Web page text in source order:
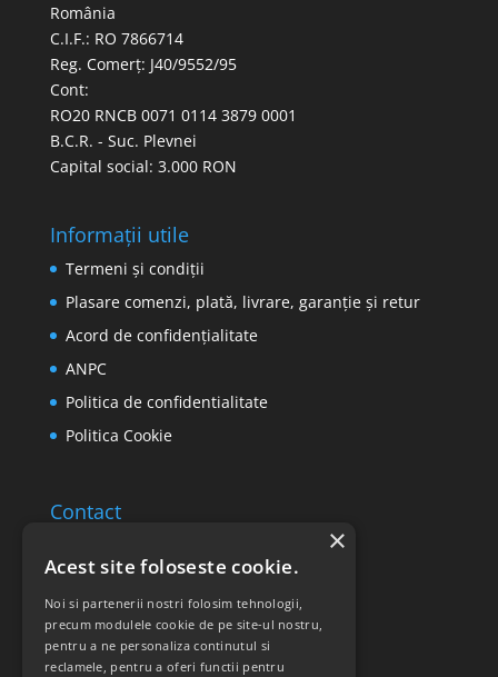
România
C.I.F.: RO 7866714
Reg. Comerț: J40/9552/95
Cont:
RO20 RNCB 0071 0114 3879 0001
B.C.R. - Suc. Plevnei
Capital social: 3.000 RON
Informații utile
Termeni și condiții
Plasare comenzi, plată, livrare, garanție și retur
Acord de confidențialitate
ANPC
Politica de confidentialitate
Politica Cookie
Contact
Retur produse
Acest site foloseste cookie.
Noi si partenerii nostri folosim tehnologii,
precum modulele cookie de pe site-ul nostru,
pentru a ne personaliza continutul si
reclamele, pentru a oferi functii pentru
×